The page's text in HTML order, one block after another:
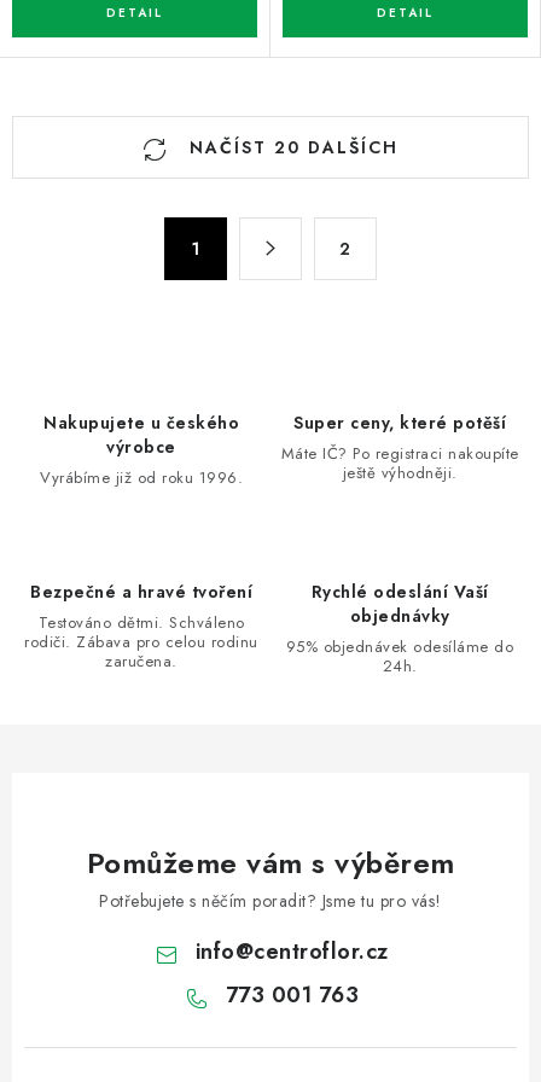
NAČÍST 20 DALŠÍCH
1 2
Nakupujete u českého
výrobce
Vyrábíme již od roku 1996.
Super ceny, které potěší
Máte IČ? Po registraci nakoupíte
ještě výhodněji.
Bezpečné a hravé tvoření
Testováno dětmi. Schváleno
rodiči. Zábava pro celou rodinu
zaručena.
Rychlé odeslání Vaší
objednávky
95% objednávek odesíláme do
24h.
Pomůžeme vám s výběrem
Potřebujete s něčím poradit? Jsme tu pro vás!
info@centroflor.cz
773 001 763